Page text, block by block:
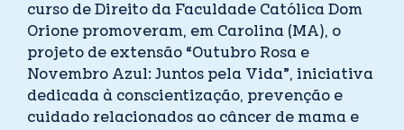
curso de Direito da Faculdade Católica Dom
Orione promoveram, em Carolina (MA), o
projeto de extensão “Outubro Rosa e
Novembro Azul: Juntos pela Vida”, iniciativa
dedicada à conscientização, prevenção e
cuidado relacionados ao câncer de mama e